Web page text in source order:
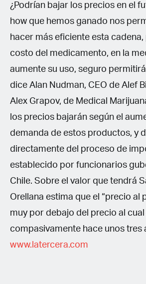
¿Podrían bajar los precios en el
how que hemos ganado nos
hacer más eficiente esta cadena,
costo del medicamento, en la
aumente su uso, seguro
dice Alan Nudman, CEO de Alef
Alex Grapov, de Medical
los precios bajarán según el
demanda de estos productos, y
directamente del proceso de
establecido por funcionarios
Chile. Sobre el valor que tendrá
Orellana estima que el “precio al
muy por debajo del precio al
compasivamente hace unos tres
www.latercera.com